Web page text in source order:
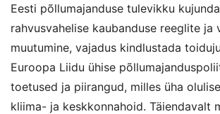
Eesti põllumajanduse tulevikku
rahvusvahelise kaubanduse reeglite ja
muutumine, vajadus kindlustada
Euroopa Liidu ühise
toetused ja piirangud, milles üha
kliima- ja keskkonnahoid. Täiendavalt